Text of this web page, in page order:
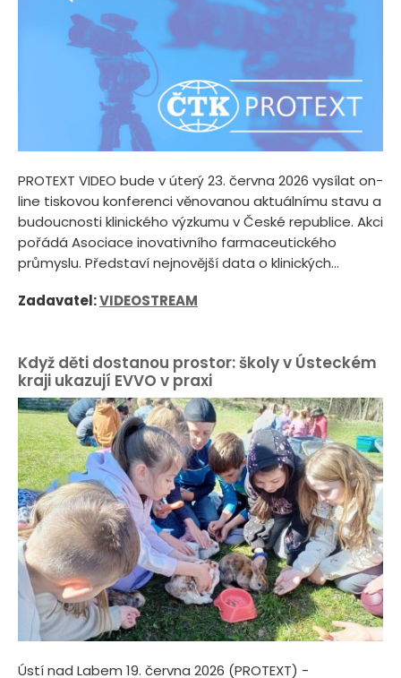
PROTEXT VIDEO bude v úterý 23. června 2026 vysílat on-
line tiskovou konferenci věnovanou aktuálnímu stavu a
budoucnosti klinického výzkumu v České republice. Akci
pořádá Asociace inovativního farmaceutického
průmyslu. Představí nejnovější data o klinických...
Zadavatel:VIDEOSTREAM
Když děti dostanou prostor: školy v Ústeckém
kraji ukazují EVVO v praxi
Ústí nad Labem 19. června 2026 (PROTEXT) -